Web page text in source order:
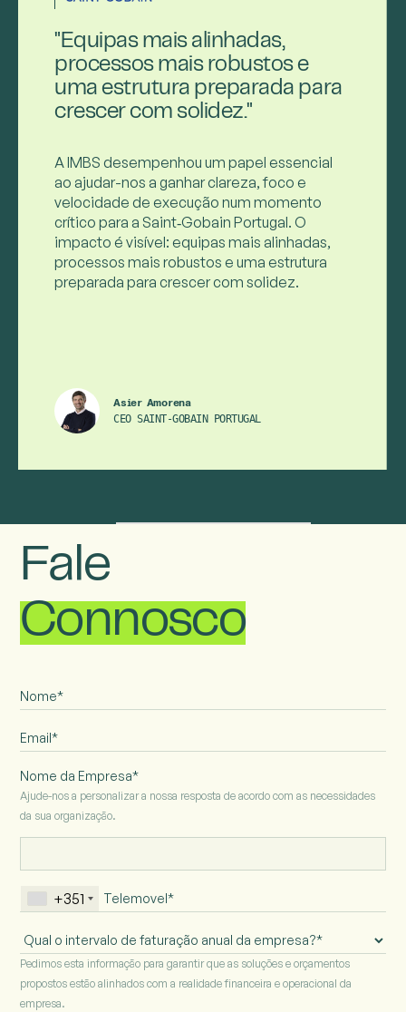
"Equipas mais alinhadas,
processos mais robustos e
uma estrutura preparada para
crescer com solidez."
A IMBS desempenhou um papel essencial
ao ajudar-nos a ganhar clareza, foco e
velocidade de execução num momento
crítico para a Saint‑Gobain Portugal. O
impacto é visível: equipas mais alinhadas,
processos mais robustos e uma estrutura
preparada para crescer com solidez.
Asier Amorena
CEO SAINT-GOBAIN PORTUGAL
Fale
Connosco
Nome da Empresa*
Ajude-nos a personalizar a nossa resposta de acordo com as necessidades
da sua organização.
+351
Intervalo
de
anual
Pedimos esta informação para garantir que as soluções e orçamentos
propostos estão alinhados com a realidade financeira e operacional da
empresa.